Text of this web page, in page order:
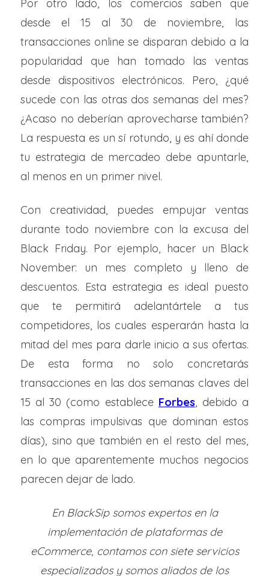
Por otro lado, los comercios saben que
desde el 15 al 30 de noviembre, las
transacciones online se disparan debido a la
popularidad que han tomado las ventas
desde dispositivos electrónicos. Pero, ¿qué
sucede con las otras dos semanas del mes?
¿Acaso no deberían aprovecharse también?
La respuesta es un sí rotundo, y es ahí donde
tu estrategia de mercadeo debe apuntarle,
al menos en un primer nivel.
Con creatividad, puedes empujar ventas
durante todo noviembre con la excusa del
Black Friday. Por ejemplo, hacer un Black
November: un mes completo y lleno de
descuentos. Esta estrategia es ideal puesto
que te permitirá adelantártele a tus
competidores, los cuales esperarán hasta la
mitad del mes para darle inicio a sus ofertas.
De esta forma no solo concretarás
transacciones en las dos semanas claves del
15 al 30 (como establece Forbes, debido a
las compras impulsivas que dominan estos
días), sino que también en el resto del mes,
en lo que aparentemente muchos negocios
parecen dejar de lado.
En BlackSip somos expertos en la
implementación de plataformas de
eCommerce, contamos con siete servicios
especializados y somos aliados de los